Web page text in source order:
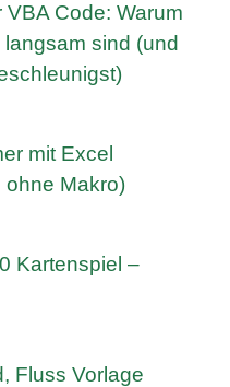
Code: Warum
sind (und
mit Excel
ohne Makro)
Kartenspiel –
Fluss Vorlage